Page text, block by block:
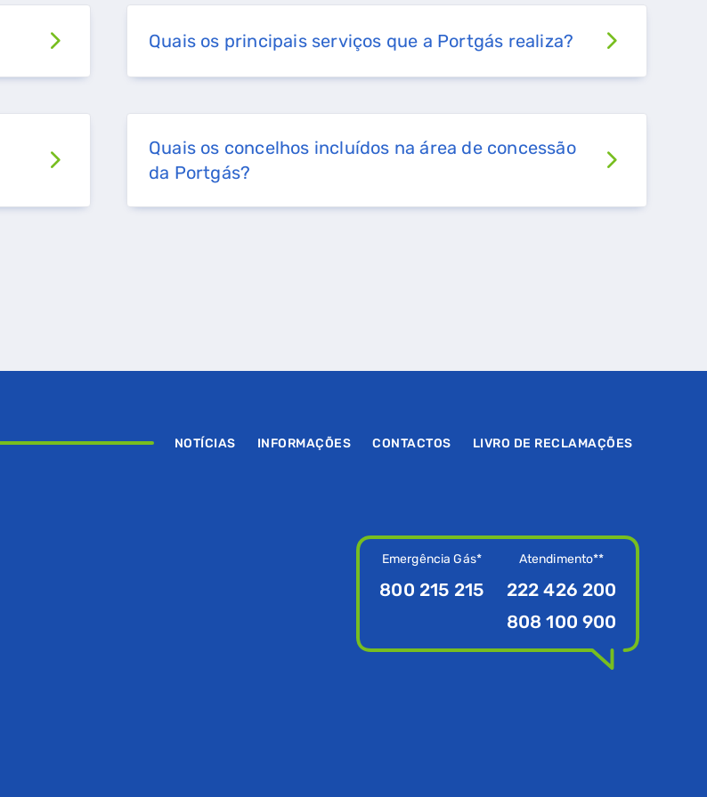
Quais os principais serviços que a Portgás realiza?
Quais os concelhos incluídos na área de concessão
da Portgás?
NOTÍCIAS INFORMAÇÕES CONTACTOS LIVRO DE RECLAMAÇÕES
Emergência Gás*
800 215 215
Atendimento**
222 426 200
808 100 900